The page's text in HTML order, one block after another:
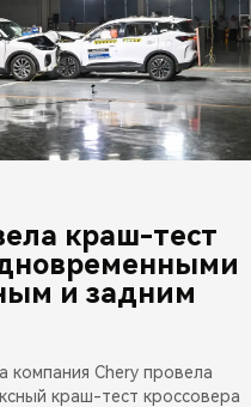
краш-тест
и задним
компания Chery провела
краш-тест кроссовера